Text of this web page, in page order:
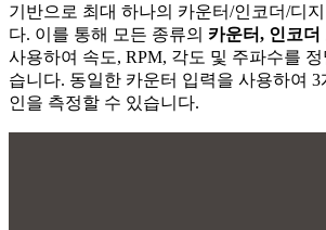
기반으로 최대 하나의 카운터/인코더/디
다. 이를 통해 모든 종류의 카운터, 인코더
사용하여 속도, RPM, 각도 및 주파수를
습니다. 동일한 카운터 입력을 사용하여
인을 측정할 수 있습니다.